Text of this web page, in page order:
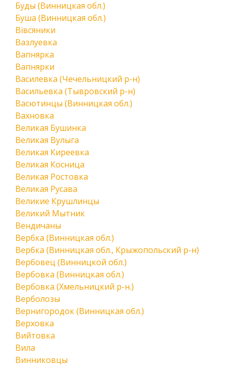
Буды (Винницкая обл.)
Буша (Винницкая обл.)
Вівсяники
Вазлуевка
Вапнярка
Вапнярки
Василевка (Чечельницкий р-н)
Васильевка (Тывровский р-н)
Васютинцы (Винницкая обл.)
Вахновка
Великая Бушинка
Великая Вулыга
Великая Киреевка
Великая Косница
Великая Ростовка
Великая Русава
Великие Крушлинцы
Великий Мытник
Вендичаны
Вербка (Винницкая обл.)
Вербка (Винницкая обл., Крыжопольский р-н)
Вербовец (Винницкой обл.)
Вербовка (Винницкая обл.)
Вербовка (Хмельницкий р-н.)
Верболозы
Вернигородок (Винницкая обл.)
Верховка
Вийтовка
Вила
Винниковцы